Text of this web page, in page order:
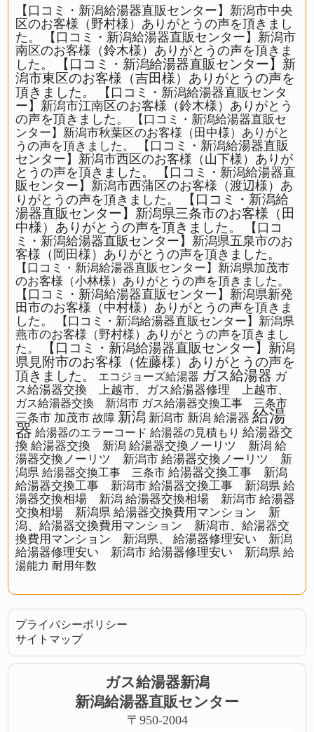
【口コミ・新潟給湯器直販センター】新潟市中央
区のお客様（野村様）ありがとうの声を頂きまし
た。
【口コミ・新潟給湯器直販センター】新潟市
南区のお客様（鈴木様）ありがとうの声を頂きま
した。
【口コミ・新潟給湯器直販センター】新
潟市東区のお客様（吉田様）ありがとうの声を
頂きました。
【口コミ・新潟給湯器直販センタ
ー】新潟市江南区のお客様（鈴木様）ありがとう
の声を頂きました。
【口コミ・新潟給湯器直販セ
ンター】新潟市秋葉区のお客様（田中様）ありがと
うの声を頂きました。
【口コミ・新潟給湯器直販
センター】新潟市西区のお客様（山下様）ありが
とうの声を頂きました。
【口コミ・新潟給湯器直
販センター】新潟市西蒲区のお客様（渡辺様）あ
りがとうの声を頂きました。
【口コミ・新潟給
湯器直販センター】新潟県三条市のお客様（田
中様）ありがとうの声を頂きました。
【口コ
ミ・新潟給湯器直販センター】新潟県五泉市のお
客様（岡田様）ありがとうの声を頂きました。
【口コミ・新潟給湯器直販センター】新潟県加茂市
のお客様（小林様）ありがとうの声を頂きました。
【口コミ・新潟給湯器直販センター】新潟県新発
田市のお客様（中村様）ありがとうの声を頂きま
した。
【口コミ・新潟給湯器直販センター】新潟県
燕市のお客様（野村様）ありがとうの声を頂きまし
た。
【口コミ・新潟給湯器直販センター】新潟
県見附市のお客様（佐藤様）ありがとうの声を
頂きました。
エコジョーズ給湯器 ガス給湯器 ガ
ス給湯器交換 上越市、ガス給湯器修理 上越市、
ガス給湯器交換 新潟市 ガス給湯器交換工事 三条市
三条市 加茂市 故障 新潟 新潟市 新潟 給湯器 給湯
器 給湯器のエラーコード 給湯器の見積もり 給湯器交
換 給湯器交換 新潟 給湯器交換ノーリツ 新潟 給
湯器交換ノーリツ 新潟市 給湯器交換ノーリツ 新
潟県 給湯器交換工事 三条市 給湯器交換工事 新潟
給湯器交換工事 新潟市 給湯器交換工事 新潟県 給
湯器交換相場 新潟 給湯器交換相場 新潟市 給湯器
交換相場 新潟県 給湯器交換費用マンション 新
潟、給湯器交換費用マンション 新潟市、給湯器交
換費用マンション 新潟県、
給湯器修理安い 新潟
給湯器修理安い 新潟市 給湯器修理安い 新潟県 給
湯能力 耐用年数
プライバシーポリシー
サイトマップ
ガス給湯器新潟
新潟給湯器直販センター
〒950-2004